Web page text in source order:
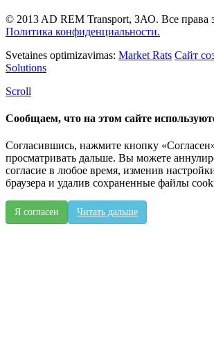
© 2013 AD REM Transport, ЗАО. Все права
Политика конфиденциальности.
Svetaines optimizavimas: Market Rats Сайт
Solutions
Scroll
Сообщаем, что на этом сайте
Согласившись, нажмите кнопку
просматривать дальше. Вы можете
согласие в любое время, изменив
браузера и удалив сохраненные файлы
Я согласен Читать дальше